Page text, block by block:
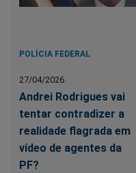
POLÍCIA FEDERAL
27/04/2026
Andrei Rodrigues vai
tentar contradizer a
realidade flagrada em
vídeo de agentes da
PF?